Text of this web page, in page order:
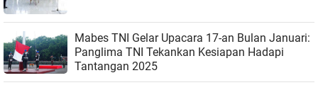
Mabes TNI Gelar Upacara 17-an Bulan Januari:
Panglima TNI Tekankan Kesiapan Hadapi
Tantangan 2025